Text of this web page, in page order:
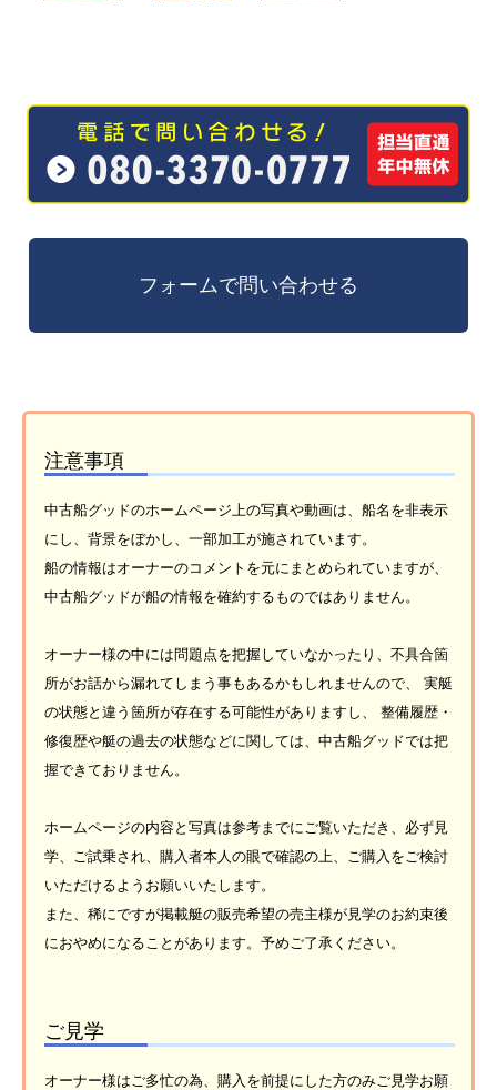
注意事項
中古船グッドのホームページ上の写真や動画は、船名を非表示
にし、背景をぼかし、一部加工が施されています。
船の情報はオーナーのコメントを元にまとめられていますが、
中古船グッドが船の情報を確約するものではありません。
オーナー様の中には問題点を把握していなかったり、不具合箇
所がお話から漏れてしまう事もあるかもしれませんので、 実艇
の状態と違う箇所が存在する可能性がありますし、 整備履歴・
修復歴や艇の過去の状態などに関しては、中古船グッドでは把
握できておりません。
ホームページの内容と写真は参考までにご覧いただき、必ず見
学、ご試乗され、購入者本人の眼で確認の上、ご購入をご検討
いただけるようお願いいたします。
また、稀にですが掲載艇の販売希望の売主様が見学のお約束後
におやめになることがあります。予めご了承ください。
ご見学
オーナー様はご多忙の為、購入を前提にした方のみご見学お願